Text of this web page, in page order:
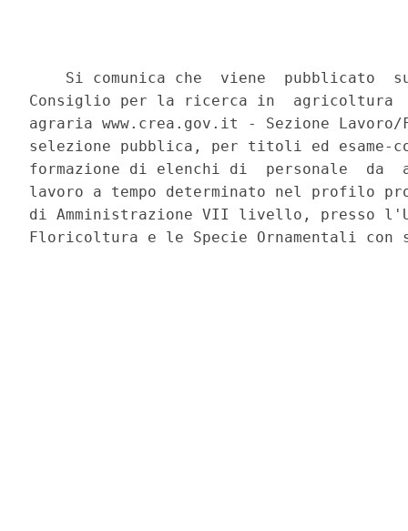
Si comunica che  viene  pubblicato
Consiglio per la ricerca in  agricoltura
agraria www.crea.gov.it - Sezione
selezione pubblica, per titoli ed
formazione di elenchi di  personale  da
lavoro a tempo determinato nel profilo
di Amministrazione VII livello, presso
Floricoltura e le Specie Ornamentali con